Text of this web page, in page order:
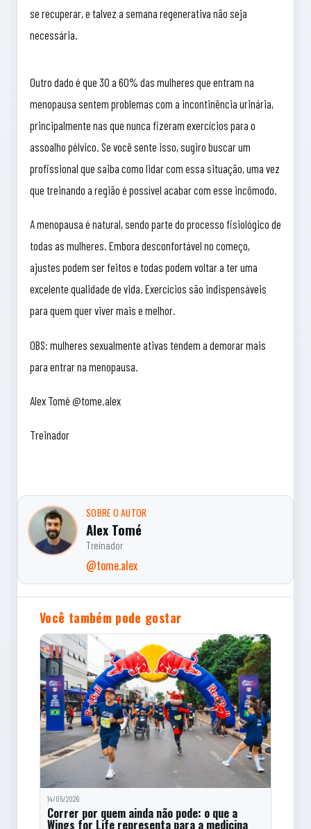
se recuperar, e talvez a semana regenerativa não seja
necessária.
Outro dado é que 30 a 60% das mulheres que entram na
menopausa sentem problemas com a incontinência urinária,
principalmente nas que nunca fizeram exercícios para o
assoalho pélvico. Se você sente isso, sugiro buscar um
profissional que saiba como lidar com essa situação, uma vez
que treinando a região é possível acabar com esse incômodo.
A menopausa é natural, sendo parte do processo fisiológico de
todas as mulheres. Embora desconfortável no começo,
ajustes podem ser feitos e todas podem voltar a ter uma
excelente qualidade de vida. Exercícios são indispensáveis
para quem quer viver mais e melhor.
OBS: mulheres sexualmente ativas tendem a demorar mais
para entrar na menopausa.
Alex Tomé @tome.alex
Treinador
SOBRE O AUTOR
Alex Tomé
Treinador
@tome.alex
Você também pode gostar
14/05/2026
Correr por quem ainda não pode: o que a
Wings for Life representa para a medicina